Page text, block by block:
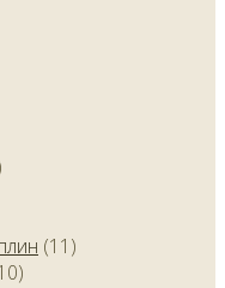
(11)